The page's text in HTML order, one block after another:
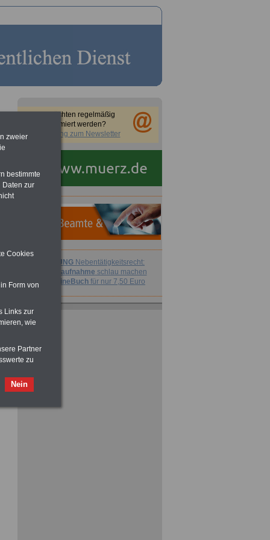
Sie möchten regelmäßig
informiert werden?
Anmeldung zum Newsletter
ACHTUNG Nebentätigkeitsrecht:
vor Jobaufnahme schlau machen
>>>
OnlineBuch für nur 7,50 Euro
zweier
bestimmte
Daten zur
Cookies
Form von
Links zur
wie
Partner
zu
Nein